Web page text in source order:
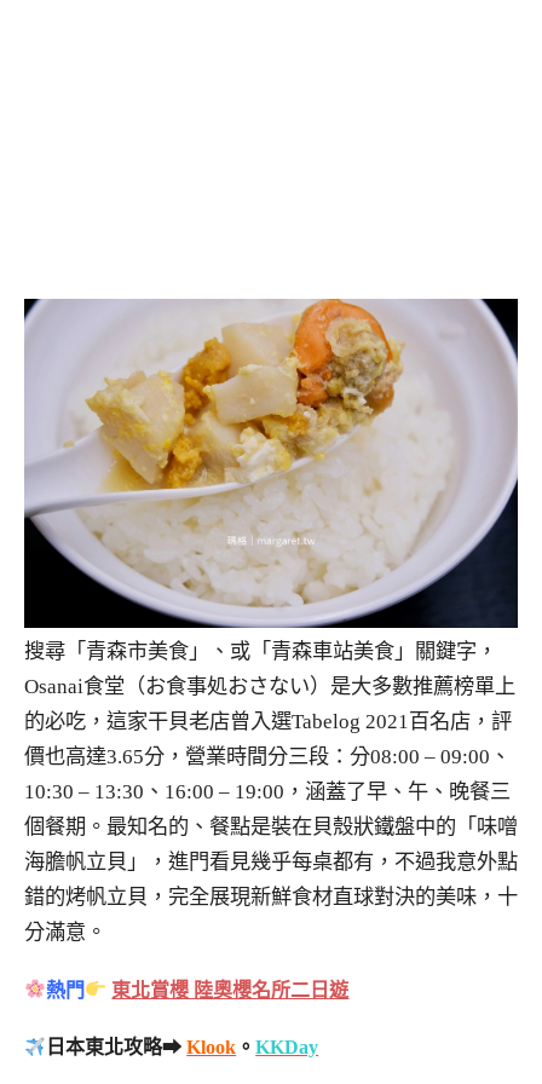
搜尋「青森市美食」、或「青森車站美食」關鍵字，
Osanai食堂（お食事処おさない）是大多數推薦榜單上
的必吃，這家干貝老店曾入選Tabelog 2021百名店，評
價也高達3.65分，營業時間分三段：分08:00 – 09:00、
10:30 – 13:30、16:00 – 19:00，涵蓋了早、午、晚餐三
個餐期。最知名的、餐點是裝在貝殼狀鐵盤中的「味噌
海膽帆立貝」，進門看見幾乎每桌都有，不過我意外點
錯的烤帆立貝，完全展現新鮮食材直球對決的美味，十
分滿意。
熱門 東北賞櫻 陸奧櫻名所二日遊
日本東北攻略➡Klook 。KKDay